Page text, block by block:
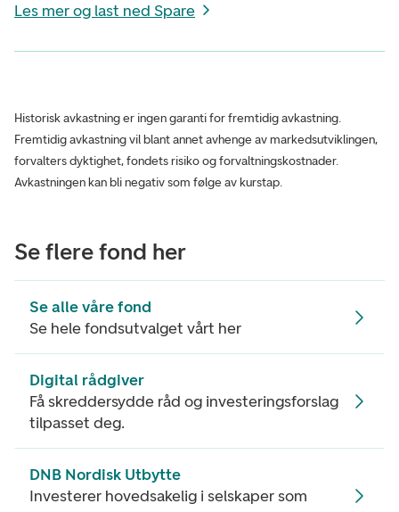
Les mer og last ned Spare
Historisk avkastning er ingen garanti for fremtidig avkastning.
Fremtidig avkastning vil blant annet avhenge av markedsutviklingen,
forvalters dyktighet, fondets risiko og forvaltningskostnader.
Avkastningen kan bli negativ som følge av kurstap.
Se flere fond her
Se alle våre fond
Se hele fondsutvalget vårt her
Digital rådgiver
Få skreddersydde råd og investeringsforslag
tilpasset deg.
DNB Nordisk Utbytte
Investerer hovedsakelig i selskaper som